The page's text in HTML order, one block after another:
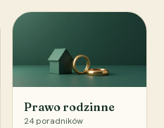
Prawo rodzinne
24 poradników